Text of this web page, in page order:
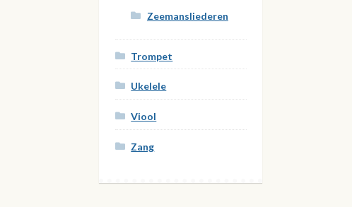
Zeemansliederen
Trompet
Ukelele
Viool
Zang